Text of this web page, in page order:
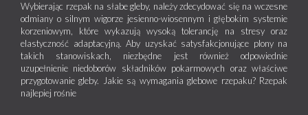
Wybierając rzepak na słabe gleby, należy zdecydować się na wczesne
odmiany o silnym wigorze jesienno-wiosennym i głębokim systemie
korzeniowym, które wykazują wysoką tolerancję na stresy oraz
elastyczność adaptacyjną. Aby uzyskać satysfakcjonujące plony na
takich stanowiskach, niezbędne jest również odpowiednie
uzupełnienie niedoborów składników pokarmowych oraz właściwe
przygotowanie gleby. Jakie są wymagania glebowe rzepaku? Rzepak
najlepiej rośnie